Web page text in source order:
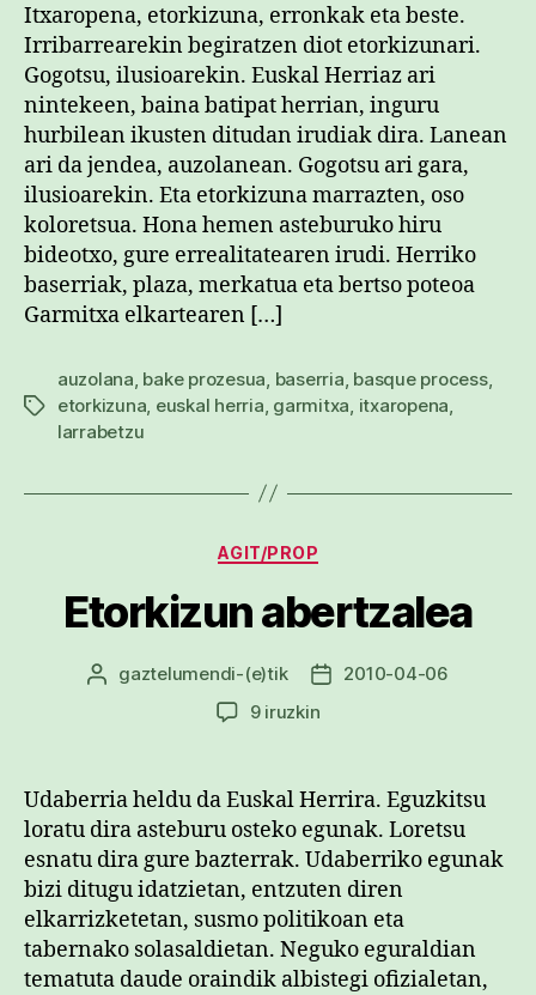
Itxaropena, etorkizuna, erronkak eta beste.
Irribarrearekin begiratzen diot etorkizunari.
Gogotsu, ilusioarekin. Euskal Herriaz ari
nintekeen, baina batipat herrian, inguru
hurbilean ikusten ditudan irudiak dira. Lanean
ari da jendea, auzolanean. Gogotsu ari gara,
ilusioarekin. Eta etorkizuna marrazten, oso
koloretsua. Hona hemen asteburuko hiru
bideotxo, gure errealitatearen irudi. Herriko
baserriak, plaza, merkatua eta bertso poteoa
Garmitxa elkartearen […]
Etiketak
auzolana, bake prozesua, baserria, basque process,
etorkizuna, euskal herria, garmitxa, itxaropena,
larrabetzu
Kategoriak
AGIT/PROP
Etorkizun abertzalea
Argitalpenaren
gaztelumendi-(e)tik
Argitalpenaren
2010-04-06
9 iruzkinEtorkizun
Udaberria heldu da Euskal Herrira. Eguzkitsu
loratu dira asteburu osteko egunak. Loretsu
esnatu dira gure bazterrak. Udaberriko egunak
bizi ditugu idatzietan, entzuten diren
elkarrizketetan, susmo politikoan eta
tabernako solasaldietan. Neguko eguraldian
tematuta daude oraindik albistegi ofizialetan,